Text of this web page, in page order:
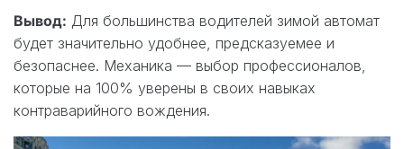
Вывод: Для большинства водителей зимой автомат
будет значительно удобнее, предсказуемее и
безопаснее. Механика — выбор профессионалов,
которые на 100% уверены в своих навыках
контраварийного вождения.